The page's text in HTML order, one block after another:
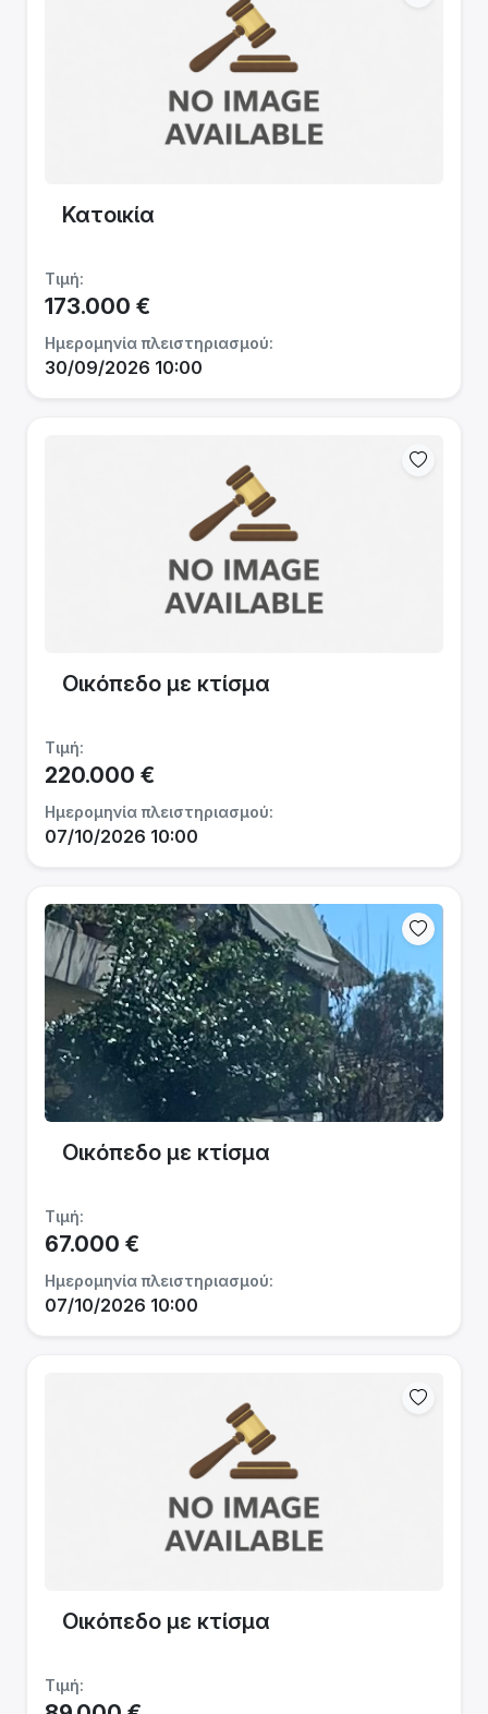
Κατοικία
Τιμή:
173.000 €
Ημερομηνία πλειστηριασμού:
30/09/2026 10:00
Οικόπεδο με κτίσμα
Τιμή:
220.000 €
Ημερομηνία πλειστηριασμού:
07/10/2026 10:00
Οικόπεδο με κτίσμα
Τιμή:
67.000 €
Ημερομηνία πλειστηριασμού:
07/10/2026 10:00
Οικόπεδο με κτίσμα
Τιμή: